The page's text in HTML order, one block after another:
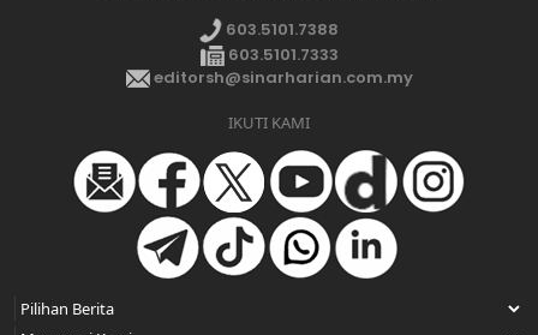
603.5101.7388
603.5101.7333
editorsh@sinarharian.com.my
IKUTI KAMI